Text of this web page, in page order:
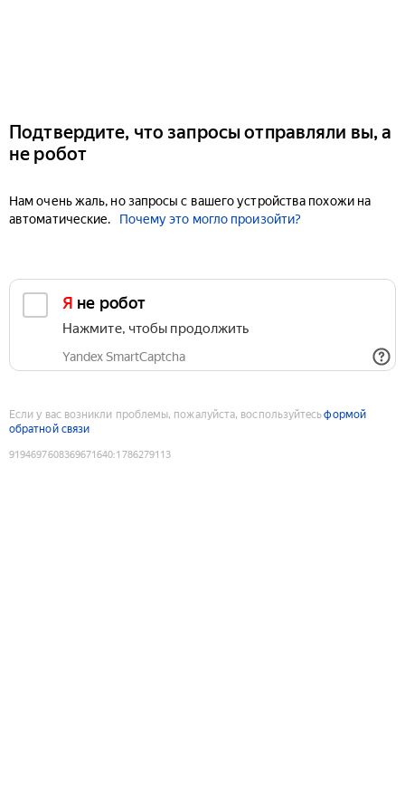
Подтвердите, что запросы отправляли вы, а
не робот
Нам очень жаль, но запросы с вашего устройства похожи на
автоматические.
Почему это могло произойти?
Я не робот
Нажмите, чтобы продолжить
Yandex SmartCaptcha
Если у вас возникли проблемы, пожалуйста, воспользуйтесьформой
обратной связи
9194697608369671640:1786279113